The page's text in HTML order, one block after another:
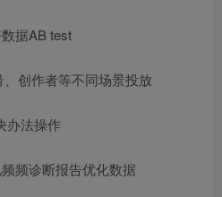
据AB test
创作者等不同场景投放
办法操作
频诊断报告优化数据